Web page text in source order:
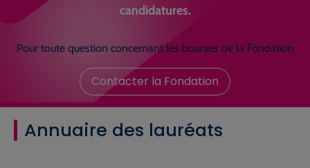
candidatures.
Pour toute question concernant les bourses de la Fondation
Contacter la Fondation
Annuaire des lauréats